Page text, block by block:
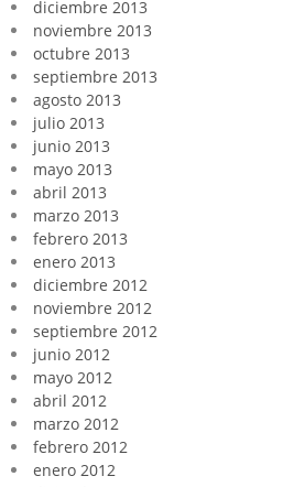
diciembre 2013
noviembre 2013
octubre 2013
septiembre 2013
agosto 2013
julio 2013
junio 2013
mayo 2013
abril 2013
marzo 2013
febrero 2013
enero 2013
diciembre 2012
noviembre 2012
septiembre 2012
junio 2012
mayo 2012
abril 2012
marzo 2012
febrero 2012
enero 2012